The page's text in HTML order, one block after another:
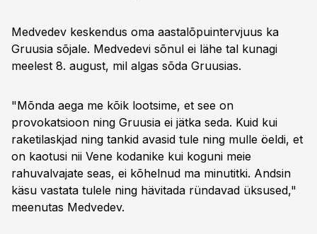
Medvedev keskendus oma aastalõpuintervjuus ka
Gruusia sõjale. Medvedevi sõnul ei lähe tal kunagi
meelest 8. august, mil algas sõda Gruusias.
"Mõnda aega me kõik lootsime, et see on
provokatsioon ning Gruusia ei jätka seda. Kuid kui
raketilaskjad ning tankid avasid tule ning mulle öeldi, et
on kaotusi nii Vene kodanike kui koguni meie
rahuvalvajate seas, ei kõhelnud ma minutitki. Andsin
käsu vastata tulele ning hävitada ründavad üksused,"
meenutas Medvedev.